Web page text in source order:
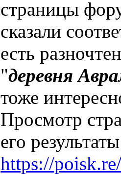
страницы
сказали
есть
"деревня
тоже
Просмотр
его
https://